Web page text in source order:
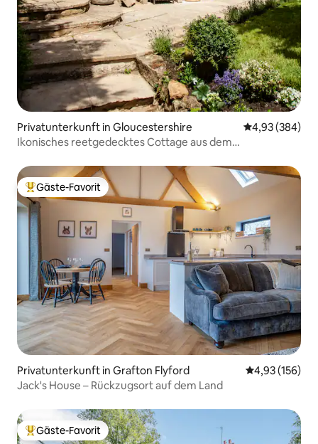
Privatunterkunft in Gloucestershire
4,93 (384)
Ikonisches reetgedecktes Cottage aus dem
Beliebter Gäste-Favorit.
Gäste-Favorit
Privatunterkunft in Grafton Flyford
4,93 (156)
Jack's House – Rückzugsort auf dem Land
Beliebter Gäste-Favorit.
Gäste-Favorit